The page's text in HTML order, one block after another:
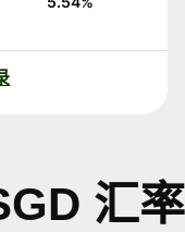
汇率